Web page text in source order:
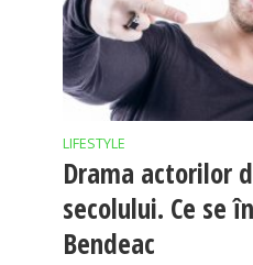
LIFESTYLE
Drama actorilor
secolului. Ce se
Bendeac